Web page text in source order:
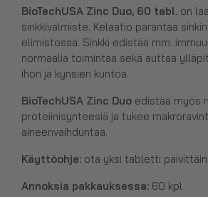
BioTechUSA Zinc Duo, 60 tabl. on
sinkkivalmiste. Kelaatio parantaa
elimistössä. Sinkki edistää mm.
normaalia toimintaa sekä auttaa
ihon ja kynsien kuntoa.
BioTechUSA Zinc Duo edistää myös
proteiinisynteesiä ja tukee
aineenvaihduntaa.
Käyttöohje: ota yksi tabletti päivittäin.
Annoksia pakkauksessa: 60 kpl